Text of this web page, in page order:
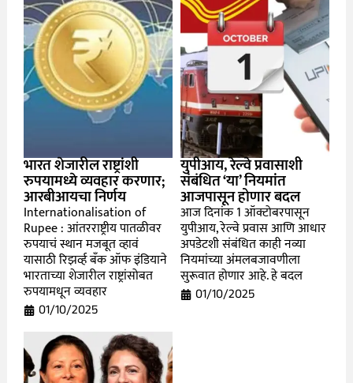
भारत शेजारील राष्ट्रांशी
रुपयामध्ये व्यवहार करणार;
आरबीआयचा निर्णय
Internationalisation of
Rupee : आंतरराष्ट्रीय पातळीवर
रुपयाचं स्थान मजबूत व्हावं
यासाठी रिझर्व्ह बँक ऑफ इंडियाने
भारताच्या शेजारील राष्ट्रांसोबत
रुपयामधून व्यवहार
01/10/2025
युपीआय, रेल्वे प्रवासाशी
संबंधित ‘या’ नियमांत
आजपासून होणार बदल
आज दिनांक 1 ऑक्टोबरपासून
युपीआय, रेल्वे प्रवास आणि आधार
अपडेटशी संबंधित काही नव्या
नियमांच्या अंमलबजावणीला
सुरूवात होणार आहे. हे बदल
01/10/2025